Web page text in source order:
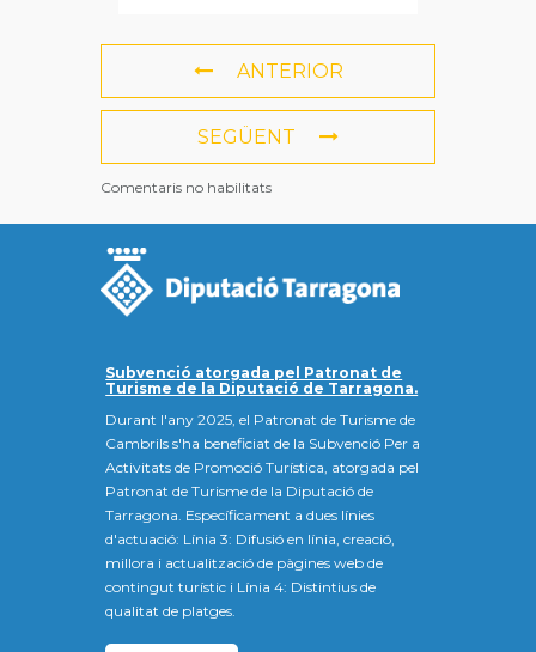
ANTERIOR
SEGÜENT
Comentaris no habilitats
Subvenció atorgada pel Patronat de
Turisme de la Diputació de Tarragona.
Durant l'any 2025, el Patronat de Turisme de
Cambrils s'ha beneficiat de la Subvenció Per a
Activitats de Promoció Turística, atorgada pel
Patronat de Turisme de la Diputació de
Tarragona. Específicament a dues línies
d'actuació: Línia 3: Difusió en línia, creació,
millora i actualització de pàgines web de
contingut turístic i Línia 4: Distintius de
qualitat de platges.